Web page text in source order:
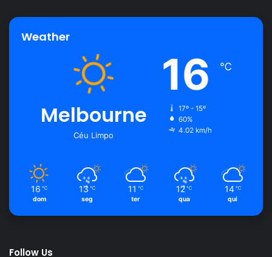
Weather
Melbourne
Céu Limpo
16 ℃
17º - 15º
60%
4.02 km/h
16 ℃
dom
13 ℃
seg
11 ℃
ter
12 ℃
qua
14 ℃
qui
Follow Us